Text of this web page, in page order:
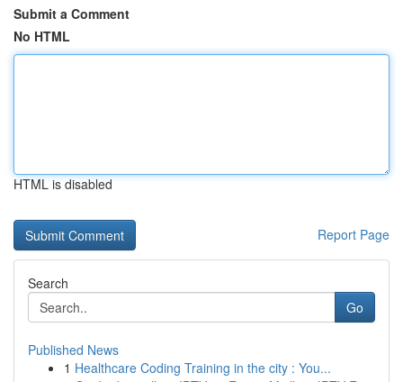
Submit a Comment
No HTML
HTML is disabled
Report Page
Search
Go
Published News
1 Healthcare Coding Training in the city : You...